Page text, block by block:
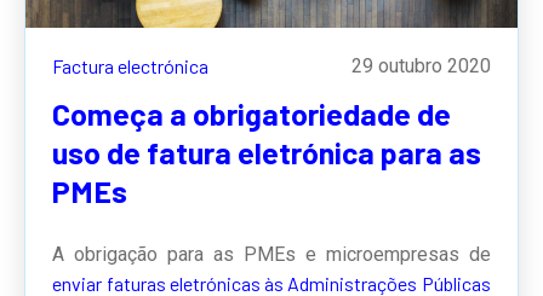
Factura electrónica 29 outubro 2020
Começa a obrigatoriedade de
uso de fatura eletrónica para as
PMEs
A obrigação para as PMEs e microempresas de
enviar faturas eletrónicas às Administrações Públicas